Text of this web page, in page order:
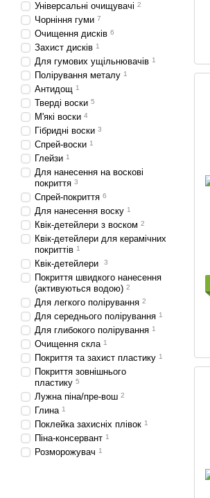
Універсальні очищувачі 2
Чорніння гуми 7
Очищення дисків 6
Захист дисків 1
Для гумових ущільнювачів 1
Полірування металу 1
Антидощ 1
Тверді воски 5
М'які воски 4
Гібридні воски 3
Спрей-воски 1
Глейзи 1
Для нанесення на воскові
покриття 3
Спрей-покриття 6
Для нанесення воску 1
Квік-детейлери з воском 2
Квік-детейлери для керамічних
покриттів 1
Квік-детейлери 3
Покриття швидкого нанесення
(активуються водою) 2
Для легкого полірування 2
Для середнього полірування 1
Для глибокого полірування 1
Очищення скла 1
Покриття та захист пластику 1
Покриття зовнішнього
пластику 5
Лужна піна/пре-вош 2
Глина 1
Поклейка захисніх плівок 1
Піна-консервант 1
Розморожувач 1